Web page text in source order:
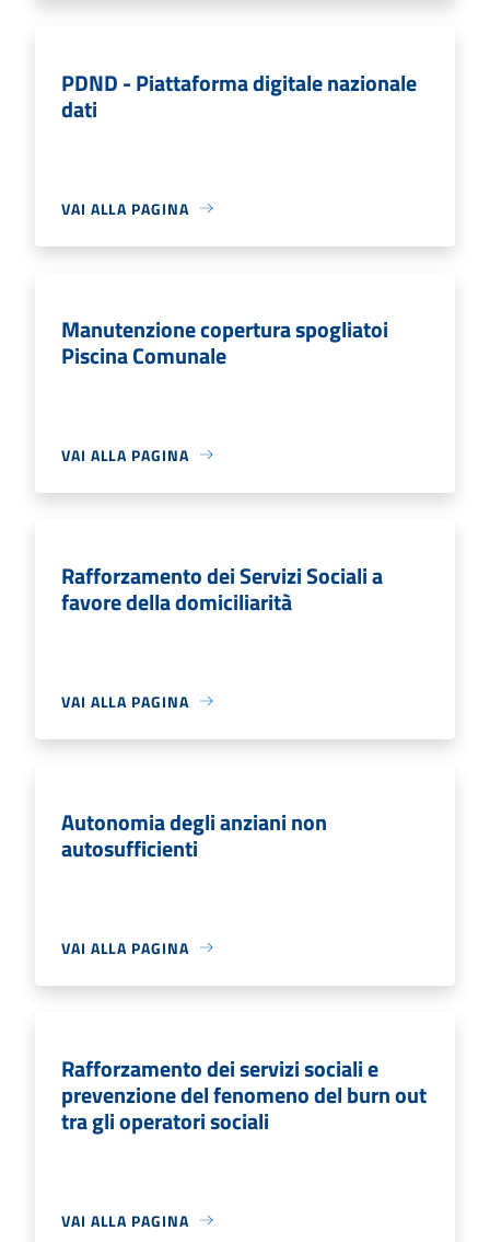
PDND - Piattaforma digitale nazionale
dati
VAI ALLA PAGINA
Manutenzione copertura spogliatoi
Piscina Comunale
VAI ALLA PAGINA
Rafforzamento dei Servizi Sociali a
favore della domiciliarità
VAI ALLA PAGINA
Autonomia degli anziani non
autosufficienti
VAI ALLA PAGINA
Rafforzamento dei servizi sociali e
prevenzione del fenomeno del burn out
tra gli operatori sociali
VAI ALLA PAGINA